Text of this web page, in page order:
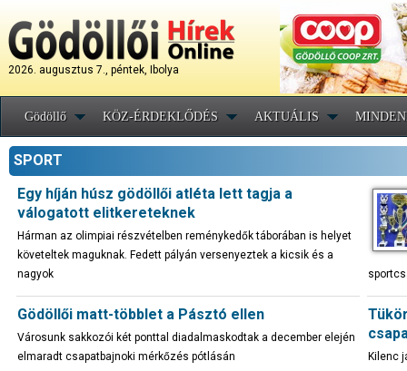
2026. augusztus 7., péntek, Ibolya
Gödöllő KÖZ-ÉRDEKLŐDÉS AKTUÁLIS
SPORT
Egy híján húsz gödöllői atléta lett tagja a
válogatott elitkereteknek
Hárman az olimpiai részvételben reménykedők táborában is helyet
követeltek maguknak. Fedett pályán versenyeztek a kicsik és a
nagyok
Gödöllői matt-többlet a Pásztó ellen
Városunk sakkozói két ponttal diadalmaskodtak a december elején
elmaradt csapatbajnoki mérkőzés pótlásán
Kilenc